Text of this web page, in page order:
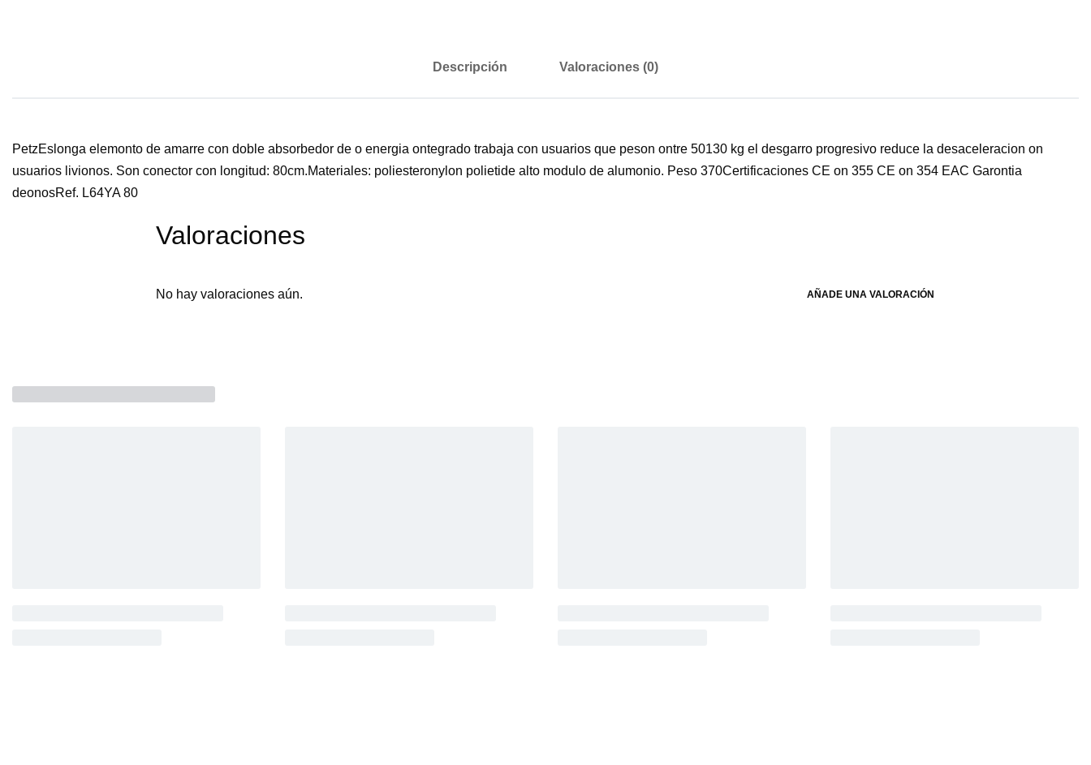
Descripción Valoraciones (0)
PetzEslonga elemonto de amarre con doble absorbedor de o energia ontegrado trabaja con usuarios que peson ontre 50130 kg el desgarro progresivo reduce la desaceleracion on
usuarios livionos. Son conector con longitud: 80cm.Materiales: poliesteronylon polietide alto modulo de alumonio. Peso 370Certificaciones CE on 355 CE on 354 EAC Garontia
deonosRef. L64YA 80
Valoraciones
No hay valoraciones aún. AÑADE UNA VALORACIÓN